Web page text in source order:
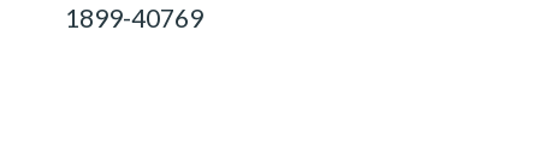
1899-40769